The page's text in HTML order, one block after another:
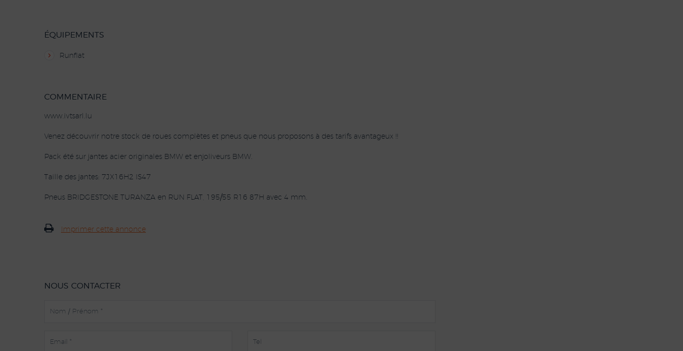
ÉQUIPEMENTS
Runflat
COMMENTAIRE
www.ivtsarl.lu
Venez découvrir notre stock de roues complètes et pneus que nous proposons à des tarifs avantageux !!
Pack été sur jantes acier originales BMW et enjoliveurs BMW.
Taille des jantes: 7JX16H2 IS47
Pneus BRIDGESTONE TURANZA en RUN FLAT, 195/55 R16 87H avec 4 mm.
Imprimer cette annonce
NOUS CONTACTER